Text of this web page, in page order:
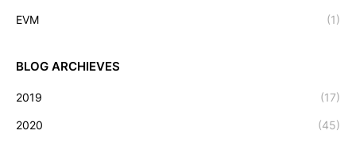
EVM (1)
BLOG ARCHIEVES
2019 (17)
2020 (45)